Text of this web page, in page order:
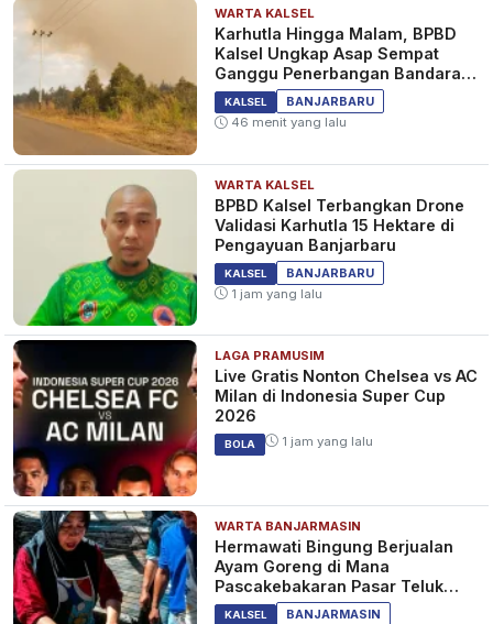
WARTA KALSEL
Karhutla Hingga Malam, BPBD
Kalsel Ungkap Asap Sempat
Ganggu Penerbangan Bandara
Syamsudin Noor
KALSEL
BANJARBARU
46 menit yang lalu
WARTA KALSEL
BPBD Kalsel Terbangkan Drone
Validasi Karhutla 15 Hektare di
Pengayuan Banjarbaru
KALSEL
BANJARBARU
1 jam yang lalu
LAGA PRAMUSIM
Live Gratis Nonton Chelsea vs AC
Milan di Indonesia Super Cup
2026
BOLA 1 jam yang lalu
WARTA BANJARMASIN
Hermawati Bingung Berjualan
Ayam Goreng di Mana
Pascakebakaran Pasar Teluk
Dalam Banjarmasin
KALSEL
BANJARMASIN